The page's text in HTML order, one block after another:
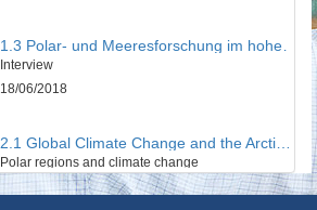
1.3 Polar- und Meeresforschung im hohen Norden
Interview
18/06/2018
Polar regions and climate change
19/06/2018